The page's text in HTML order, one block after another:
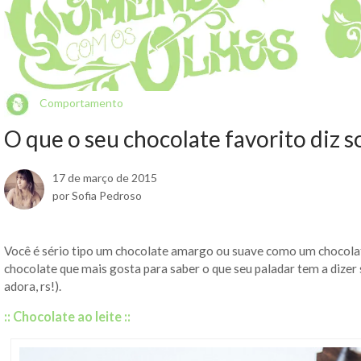
Comportamento
O que o seu chocolate favorito diz
17 de março de 2015
por Sofia Pedroso
Você é sério tipo um chocolate amargo ou suave como um
chocolate que mais gosta para saber o que seu paladar tem a
adora, rs!).
:: Chocolate ao leite ::